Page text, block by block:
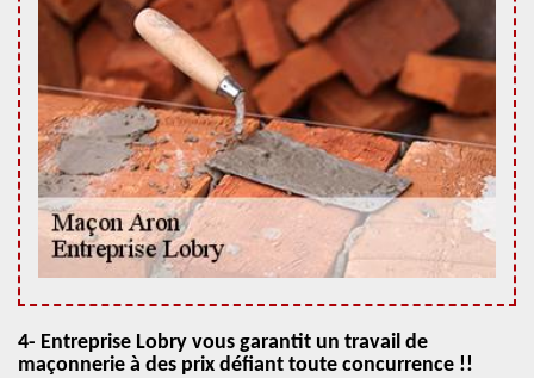
4- Entreprise Lobry vous garantit un travail de
maçonnerie à des prix défiant toute concurrence !!